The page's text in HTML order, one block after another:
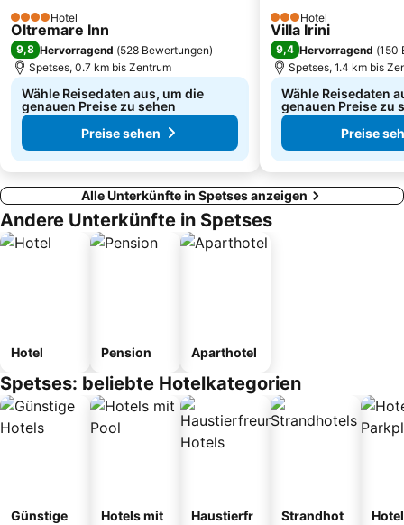
4 SterneHotel
Oltremare Inn
9,8 Hervorragend (528 Bewertungen)
Spetses, 0.7 km bis Zentrum
Wähle Reisedaten aus, um die
genauen Preise zu sehen
Preise sehen
3 Sterne
Hotel
Villa Irini
9,4 Hervorragend (150
Spetses, 1.4 km bis
Wähle Reisedaten
genauen Preise zu
Preise
Alle Unterkünfte in Spetses anzeigen
Andere Unterkünfte in Spetses
Hotel Pension Aparthotel
Spetses: beliebte Hotelkategorien
Günstige
Hotels mit
Haustierfr
Strandhot